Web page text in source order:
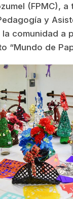
(FPMC), a
y
la comunidad a
“Mundo de